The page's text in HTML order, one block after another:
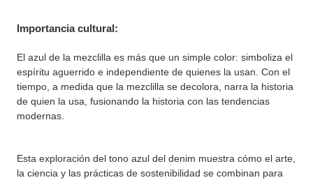
Importancia cultural:
El azul de la mezclilla es más que un simple color: simboliza el
espíritu aguerrido e independiente de quienes la usan. Con el
tiempo, a medida que la mezclilla se decolora, narra la historia
de quien la usa, fusionando la historia con las tendencias
modernas.
Esta exploración del tono azul del denim muestra cómo el arte,
la ciencia y las prácticas de sostenibilidad se combinan para